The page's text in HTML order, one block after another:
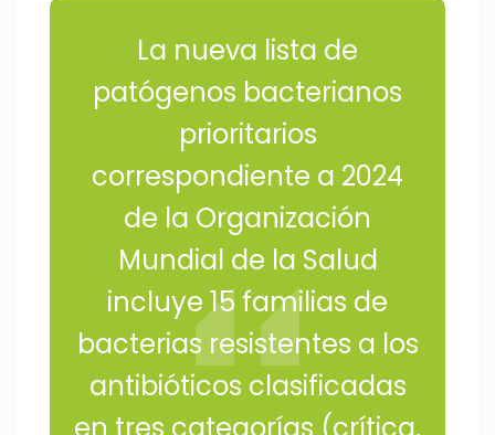
La nueva lista de
patógenos bacterianos
prioritarios
correspondiente a 2024
de la Organización
Mundial de la Salud
incluye 15 familias de
bacterias resistentes a los
antibióticos clasificadas